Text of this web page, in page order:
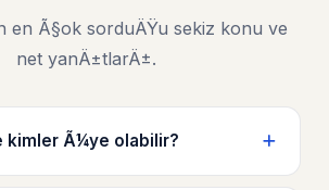
en Ã§ok sorduÄŸu sekiz konu ve
net yanÄ±tlarÄ±.
kimler Ã¼ye olabilir?